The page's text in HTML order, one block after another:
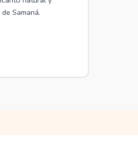
Samaná.